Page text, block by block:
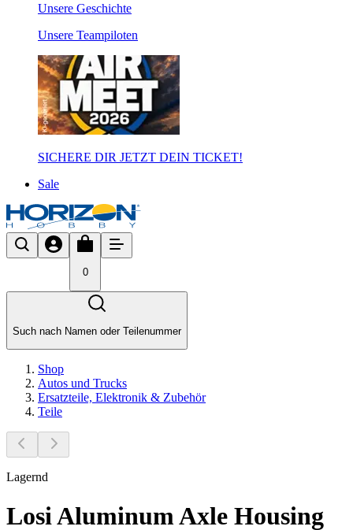
Unsere Geschichte
Unsere Teampiloten
SICHERE DIR JETZT DEIN TICKET!
Sale
0
Such nach Namen oder Teilenummer
Shop
Autos und Trucks
Ersatzteile, Elektronik & Zubehör
Teile
Lagernd
Losi Aluminum Axle Housing